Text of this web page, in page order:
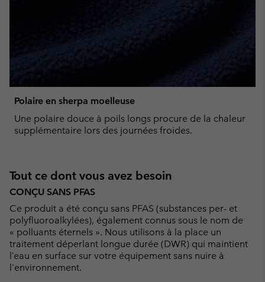
Polaire en sherpa moelleuse
Une polaire douce à poils longs procure de la chaleur
supplémentaire lors des journées froides.
Tout ce dont vous avez besoin
CONÇU SANS PFAS
Ce produit a été conçu sans PFAS (substances per- et
polyfluoroalkylées), également connus sous le nom de
« polluants éternels ». Nous utilisons à la place un
traitement déperlant longue durée (DWR) qui maintient
l’eau en surface sur votre équipement sans nuire à
l'environnement.